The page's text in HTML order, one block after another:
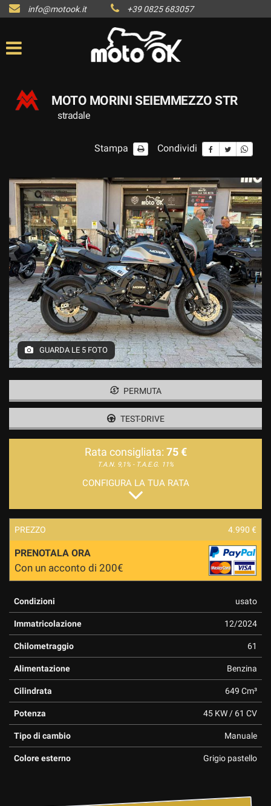
info@motook.it +39 0825 683057
MOTO MORINI SEIEMMEZZO STR
stradale
Stampa Condividi
GUARDA LE 5 FOTO
PERMUTA
TEST-DRIVE
Rata consigliata: 75 €
T.A.N. 9,1% - T.A.E.G. 11%
CONFIGURA LA TUA RATA
PREZZO 4.990 €
PRENOTALA ORA
Con un acconto di 200€
Condizioni usato
Immatricolazione 12/2024
Chilometraggio 61
Alimentazione Benzina
Cilindrata 649 Cm³
Potenza 45 KW / 61 CV
Tipo di cambio Manuale
Colore esterno Grigio pastello